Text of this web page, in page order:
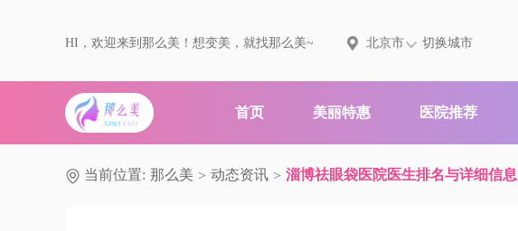
HI，欢迎来到那么美！想变美，就找那么美~ 北京市 切换城市
首页 美丽特惠 医院推荐
当前位置: 那么美 > 动态资讯 > 淄博祛眼袋医院医生排名与详细信息